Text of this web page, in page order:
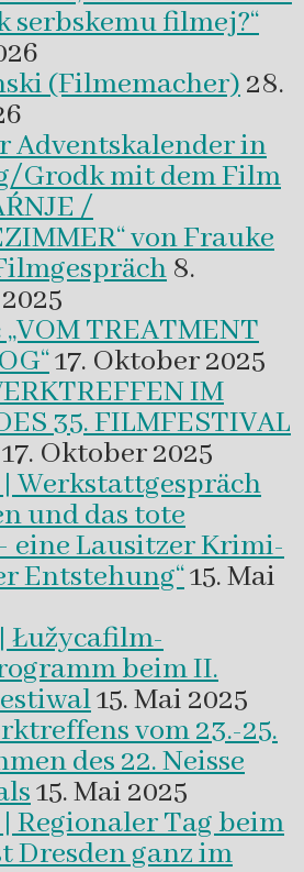
serbskemu filmej?“
(Filmemacher)28.
Adventskalender in
Grodk mit dem Film
/
von Frauke
8.
TREATMENT
17. Oktober 2025
IM
35. FILMFESTIVAL
17. Oktober 2025
| Werkstattgespräch
und das tote
eine Lausitzer Krimi-
Entstehung“15. Mai
Łužycafilm-
beim II.
15. Mai 2025
vom 23.-25.
des 22. Neisse
15. Mai 2025
| Regionaler Tag beim
Dresden ganz im